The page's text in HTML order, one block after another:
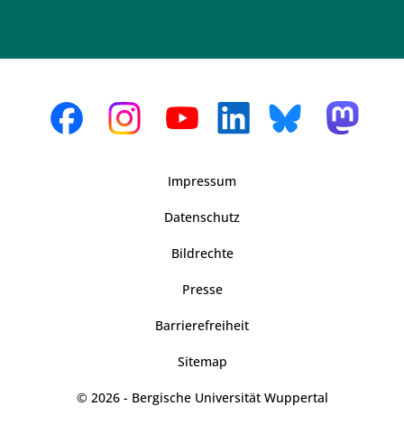
Impressum
Datenschutz
Bildrechte
Presse
Barrierefreiheit
Sitemap
© 2026 - Bergische Universität Wuppertal